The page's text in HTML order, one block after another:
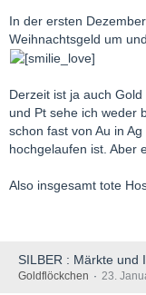
In der ersten
Weihnachtsgeld um
Derzeit ist ja auch
und Pt sehe ich weder
schon fast von Au in
hochgelaufen ist. Aber
Also insgesamt tote
SILBER : Märkte und
Goldflöckchen 23.